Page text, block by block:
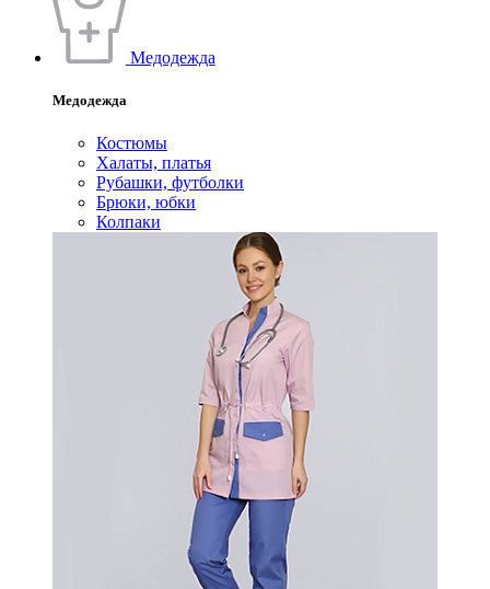
Медодежда
Медодежда
Костюмы
Халаты, платья
Рубашки, футболки
Брюки, юбки
Колпаки